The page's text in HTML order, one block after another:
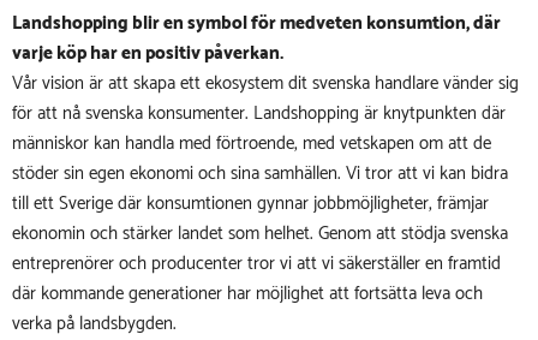
Landshopping blir en symbol för medveten konsumtion, där
varje köp har en positiv påverkan.
Vår vision är att skapa ett ekosystem dit svenska handlare vänder sig
för att nå svenska konsumenter. Landshopping är knytpunkten där
människor kan handla med förtroende, med vetskapen om att de
stöder sin egen ekonomi och sina samhällen. Vi tror att vi kan bidra
till ett Sverige där konsumtionen gynnar jobbmöjligheter, främjar
ekonomin och stärker landet som helhet. Genom att stödja svenska
entreprenörer och producenter tror vi att vi säkerställer en framtid
där kommande generationer har möjlighet att fortsätta leva och
verka på landsbygden.